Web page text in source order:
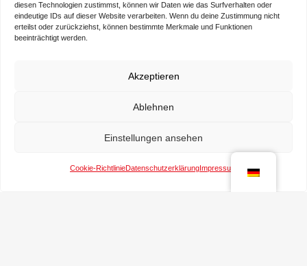
diesen Technologien zustimmst, können wir Daten wie das Surfverhalten oder
eindeutige IDs auf dieser Website verarbeiten. Wenn du deine Zustimmung nicht
erteilst oder zurückziehst, können bestimmte Merkmale und Funktionen
beeinträchtigt werden.
Akzeptieren
Ablehnen
Einstellungen ansehen
Cookie-RichtlinieDatenschutzerklärungImpressum